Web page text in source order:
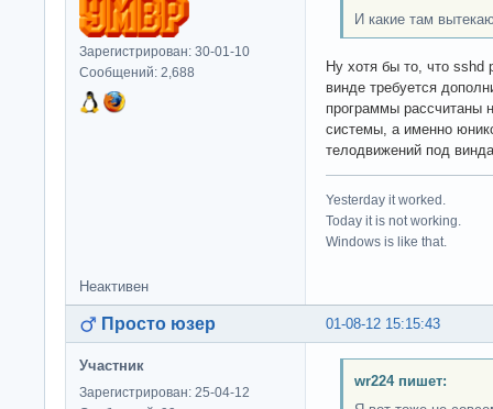
Зарегистрирован: 30-01-10
Сообщений: 2,688
И какие там
Ну хотя бы то, что sshd
винде требуется
программы рассчитаны
системы, а именно
телодвижений под
Yesterday it worked.
Today it is not working.
Windows is like that.
Неактивен
01-08-12 15:15:43
Просто юзер
Участник
Зарегистрирован: 25-04-12
wr224 пишет: